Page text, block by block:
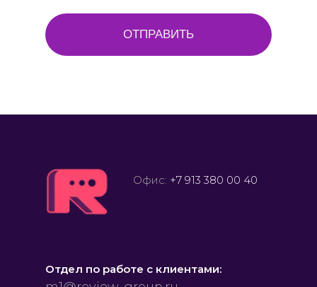
ОТПРАВИТЬ
Офис: +7 913 380 00 40
Отдел по работе с клиентами: